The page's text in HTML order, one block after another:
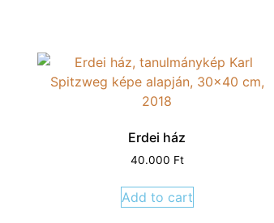
Erdei ház
40.000 Ft
Add to cart